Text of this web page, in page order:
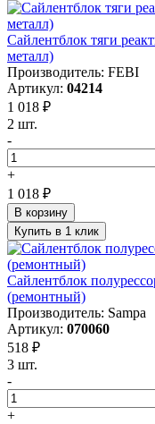
Сайлентблок тяги
металл)
Производитель: FEBI
Артикул: 04214
1 018 ₽
2 шт.
-
+
1 018 ₽
В корзину
Купить в 1 клик
Сайлентблок
(ремонтный)
Производитель: Sampa
Артикул: 070060
518 ₽
3 шт.
-
+